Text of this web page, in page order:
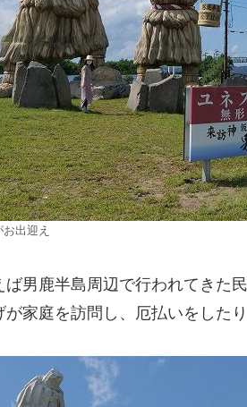
出迎え
ば男鹿半島周辺で行われてきた
家庭を訪問し、厄払いをした